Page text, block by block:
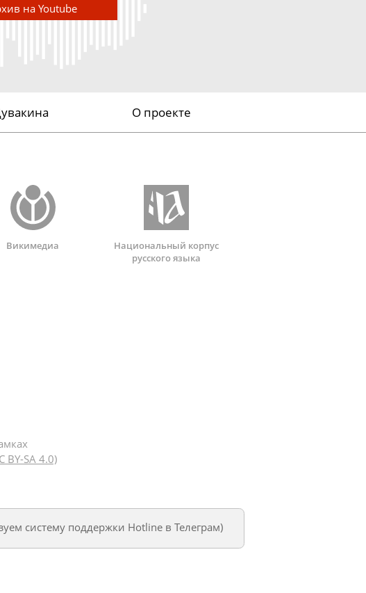
на Youtube
О проекте
Викимедиа
Национальный корпус
русского языка
BY-SA 4.0)
систему поддержки Hotline в Телеграм)